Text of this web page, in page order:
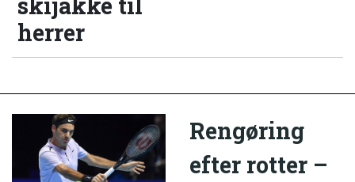
herrer
Rengøring
efter rotter –